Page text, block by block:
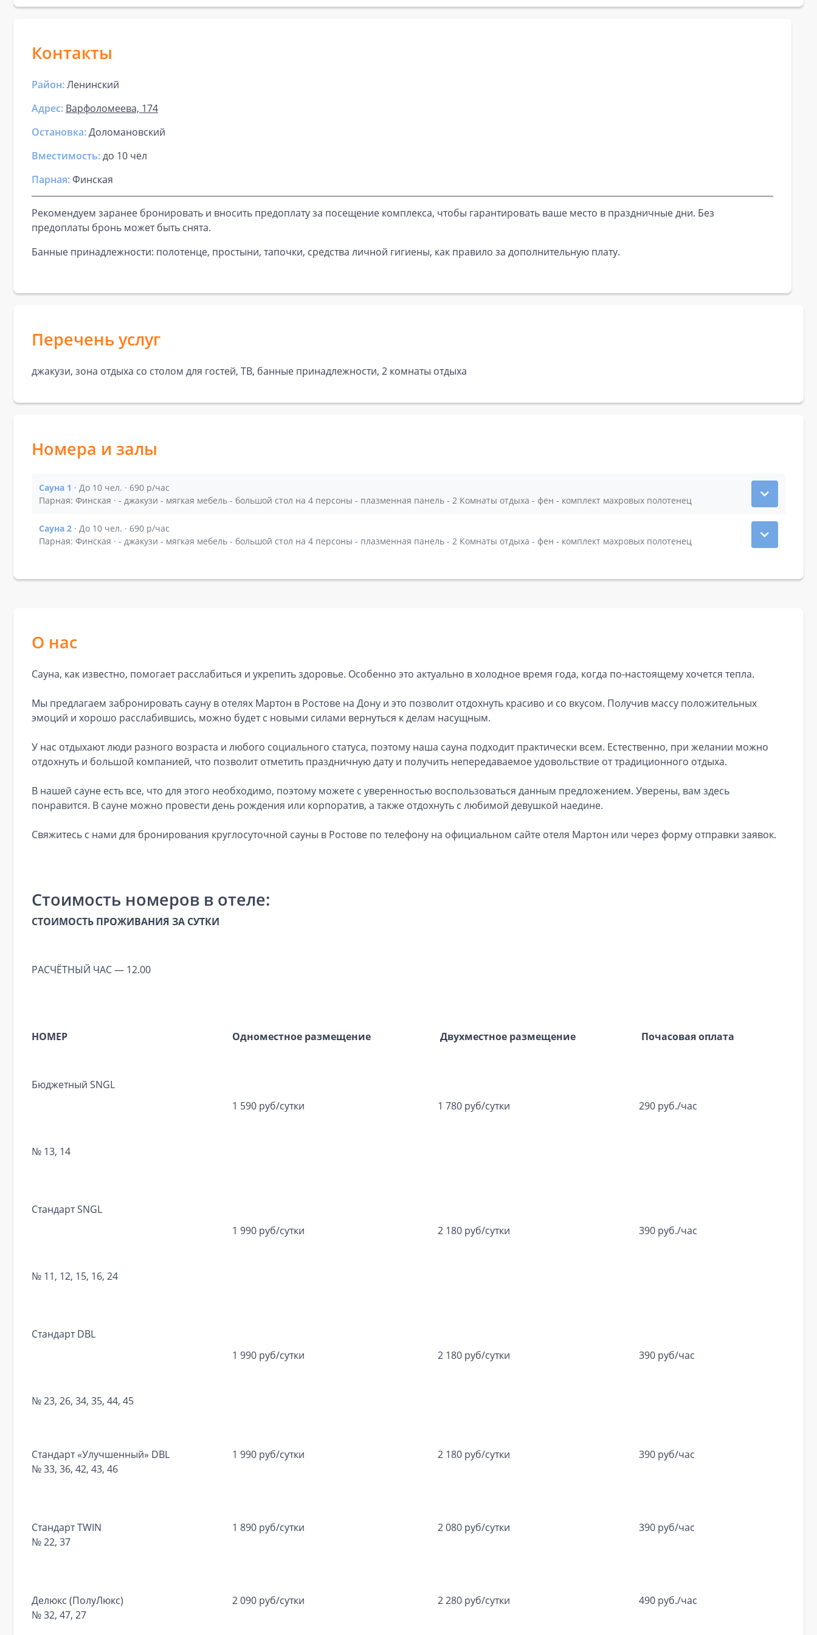
Контакты
Район:Ленинский
Адрес: Варфоломеева, 174
Остановка:Доломановский
Вместимость:до 10 чел
Парная:Финская
Рекомендуем заранее бронировать и вносить предоплату за посещение комплекса, чтобы гарантировать ваше место в праздничные дни. Без
предоплаты бронь может быть снята.
Банные принадлежности: полотенце, простыни, тапочки, средства личной гигиены, как правило за дополнительную плату.
Перечень услуг
джакузи, зона отдыха со столом для гостей, ТВ, банные принадлежности, 2 комнаты отдыха
Номера и залы
Сауна 1 · До 10 чел. · 690 р/час
Парная: Финская · - джакузи - мягкая мебель - большой стол на 4 персоны - плазменная панель - 2 Комнаты отдыха - фен - комплект махровых полотенец
Показать подробности зала Сауна 1
Сауна 2 · До 10 чел. · 690 р/час
Парная: Финская · - джакузи - мягкая мебель - большой стол на 4 персоны - плазменная панель - 2 Комнаты отдыха - фен - комплект махровых полотенец
Показать подробности зала Сауна 2
О нас
Сауна, как известно, помогает расслабиться и укрепить здоровье. Особенно это актуально в холодное время года, когда по-настоящему хочется тепла.
Мы предлагаем забронировать сауну в отелях Мартон в Ростове на Дону и это позволит отдохнуть красиво и со вкусом. Получив массу положительных
эмоций и хорошо расслабившись, можно будет с новыми силами вернуться к делам насущным.
У нас отдыхают люди разного возраста и любого социального статуса, поэтому наша сауна подходит практически всем. Естественно, при желании можно
отдохнуть и большой компанией, что позволит отметить праздничную дату и получить непередаваемое удовольствие от традиционного отдыха.
В нашей сауне есть все, что для этого необходимо, поэтому можете с уверенностью воспользоваться данным предложением. Уверены, вам здесь
понравится. В сауне можно провести день рождения или корпоратив, а также отдохнуть с любимой девушкой наедине.
Свяжитесь с нами для бронирования круглосуточной сауны в Ростове по телефону на официальном сайте отеля Мартон или через форму отправки заявок.
Стоимость номеров в отеле:
СТОИМОСТЬ ПРОЖИВАНИЯ ЗА СУТКИ
РАСЧЁТНЫЙ ЧАС — 12.00
НОМЕР Одноместное размещение Двухместное размещение Почасовая оплата
Бюджетный SNGL
№ 13, 14
1 590 руб/сутки 1 780 руб/сутки 290 руб./час
Стандарт SNGL
№ 11, 12, 15, 16, 24
1 990 руб/сутки 2 180 руб/сутки 390 руб./час
Стандарт DBL
№ 23, 26, 34, 35, 44, 45
1 990 руб/сутки 2 180 руб/сутки 390 руб/час
Стандарт «Улучшенный» DBL
№ 33, 36, 42, 43, 46
1 990 руб/сутки 2 180 руб/сутки 390 руб/час
Стандарт TWIN
№ 22, 37
1 890 руб/сутки 2 080 руб/сутки 390 руб/час
Делюкс (ПолуЛюкс)
№ 32, 47, 27
2 090 руб/сутки 2 280 руб/сутки 490 руб./час